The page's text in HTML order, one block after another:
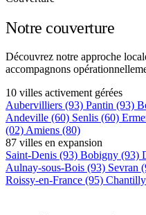
Notre couverture
Découvrez notre approche
accompagnons
10 villes activement gérées
Aubervilliers (93) Pantin (93)
Andeville (60) Senlis (60)
(02) Amiens (80)
87 villes en expansion
Saint-Denis (93) Bobigny (93)
Aulnay-sous-Bois (93) Sevran
Roissy-en-France (95) Chantilly